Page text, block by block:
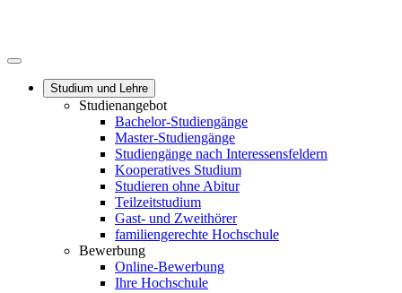
Studium und Lehre
Studienangebot
Bachelor-Studiengänge
Master-Studiengänge
Studiengänge nach Interessensfeldern
Kooperatives Studium
Studieren ohne Abitur
Teilzeitstudium
Gast- und Zweithörer
familiengerechte Hochschule
Bewerbung
Online-Bewerbung
Ihre Hochschule